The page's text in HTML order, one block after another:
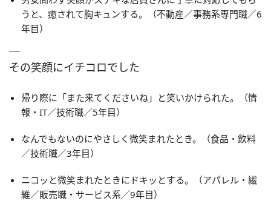
うと、癒されて胸キュンする。（不動産／事務系専門職／6
年目）
その笑顔にイチコロでした
帰り際に「また来てくださいね」と笑いかけられた。（情
報・IT／技術職／5年目）
なんでもないのにやさしく微笑まれたとき。（食品・飲料
／技術職／3年目）
ニコッと微笑まれたときにドキッとする。（アパレル・繊
維／販売職・サービス系／9年目）